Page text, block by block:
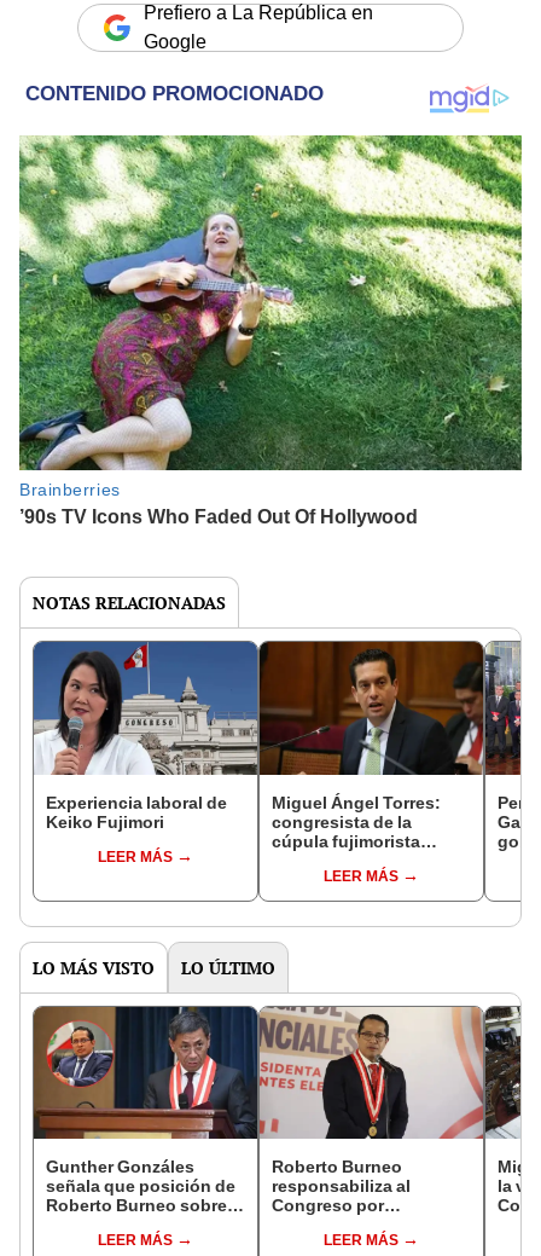
Prefiero a La República en
Google
NOTAS RELACIONADAS
Experiencia laboral de
Keiko Fujimori
LEER MÁS
Miguel Ángel Torres:
congresista de la
cúpula fujimorista
del SenadoLEER MÁS
LO MÁS VISTO LO ÚLTIMO
Gunther Gonzáles
señala que posición de
Roberto Burneo sobre
Aliaga no representan al
LEER MÁS
Roberto Burneo
responsabiliza al
Congreso por
de alcaldesLEER MÁS
la